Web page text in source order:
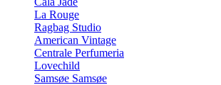
La Rouge
Ragbag Studio
American Vintage
Centrale Perfumeria
Lovechild
Samsøe Samsøe